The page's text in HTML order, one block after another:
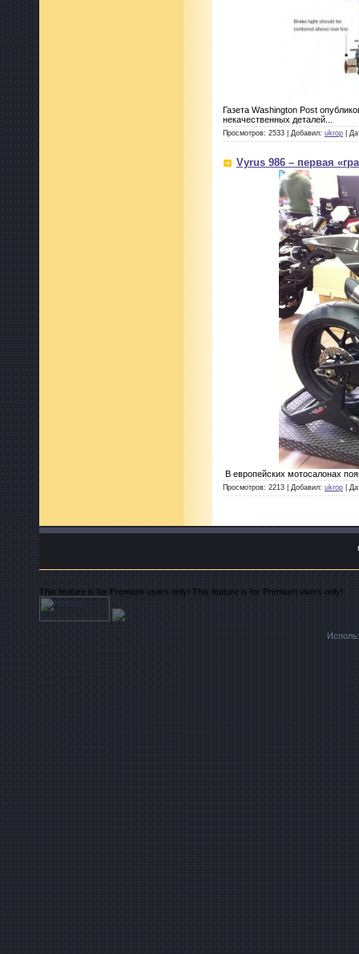
Газета Washington Post
некачественных деталей...
Просмотров: 2533 | Добавил: ukrop |
Vyrus 986 – первая
В европейских мотосалонах
Просмотров: 2213 | Добавил: ukrop |
This feature is for Premium users only! This feature is for Premium users only!